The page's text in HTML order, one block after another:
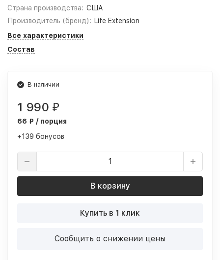
Страна производства: США
Производитель (бренд): Life Extension
Все характеристики
Состав
В наличии
1 990 ₽
66 ₽ / порция
+139 бонусов
В корзину
Купить в 1 клик
Сообщить о снижении цены